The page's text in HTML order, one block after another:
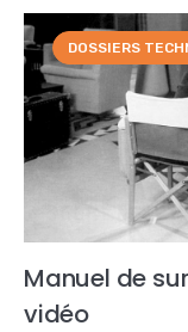
DOSSIERS
Manuel de
vidéo